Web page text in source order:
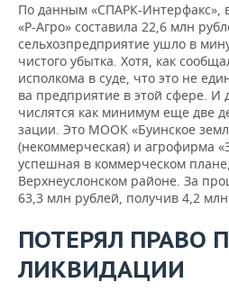
По данным «СПАРК-Инт­ерфакс»,
«Р-Агро» составила 22,6 млн
сельхозпредпри­ятие ушло в
чи­стого убытка. Хотя, как
исполкома в су­де, что это не
ва предприятие в этой сфере. И
числятся как минимум еще две
зации. Это МООК «Буи­нское
(некоммерческая) и агр­офирма
успешная в коммер­ческом
Верхнеуслонском районе. За
63,3 млн рублей, получив 4,2
ПОТЕРЯЛ ПРАВО
ЛИКВИДАЦИИ